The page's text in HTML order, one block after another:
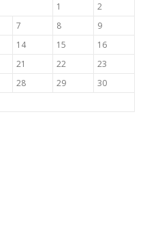
1
2
7 8
9
14 15
16
21 22
23
28 29
30